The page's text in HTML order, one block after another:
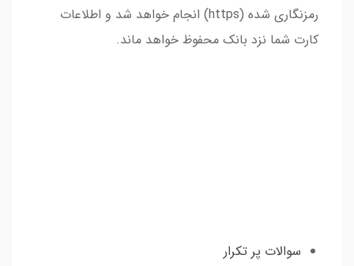
رمزنگاری شده (https) انجام خواهد شد و اطلاعات
کارت شما نزد بانک محفوظ خواهد ماند.
سوالات پر تکرار